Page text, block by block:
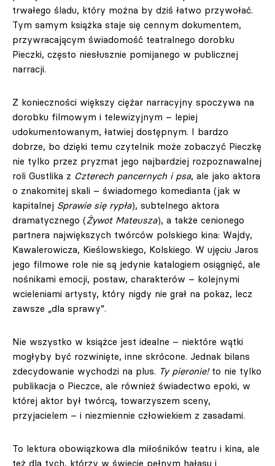
trwałego śladu, który można by dziś łatwo przywołać.
Tym samym książka staje się cennym dokumentem,
przywracającym świadomość teatralnego dorobku
Pieczki, często niesłusznie pomijanego w publicznej
narracji.
Z konieczności większy ciężar narracyjny spoczywa na
dorobku filmowym i telewizyjnym – lepiej
udokumentowanym, łatwiej dostępnym. I bardzo
dobrze, bo dzięki temu czytelnik może zobaczyć Pieczkę
nie tylko przez pryzmat jego najbardziej rozpoznawalnej
roli Gustlika z Czterech pancernych i psa, ale jako aktora
o znakomitej skali – świadomego komedianta (jak w
kapitalnej Sprawie się rypła), subtelnego aktora
dramatycznego (Żywot Mateusza), a także cenionego
partnera największych twórców polskiego kina: Wajdy,
Kawalerowicza, Kieślowskiego, Kolskiego. W ujęciu Jaros
jego filmowe role nie są jedynie katalogiem osiągnięć, ale
nośnikami emocji, postaw, charakterów – kolejnymi
wcieleniami artysty, który nigdy nie grał na pokaz, lecz
zawsze „dla sprawy”.
Nie wszystko w książce jest idealne – niektóre wątki
mogłyby być rozwinięte, inne skrócone. Jednak bilans
zdecydowanie wychodzi na plus. Ty pieronie!to nie tylko
publikacja o Pieczce, ale również świadectwo epoki, w
której aktor był twórcą, towarzyszem sceny,
przyjacielem – i niezmiennie człowiekiem z zasadami.
To lektura obowiązkowa dla miłośników teatru i kina, ale
też dla tych, którzy w świecie pełnym hałasu i